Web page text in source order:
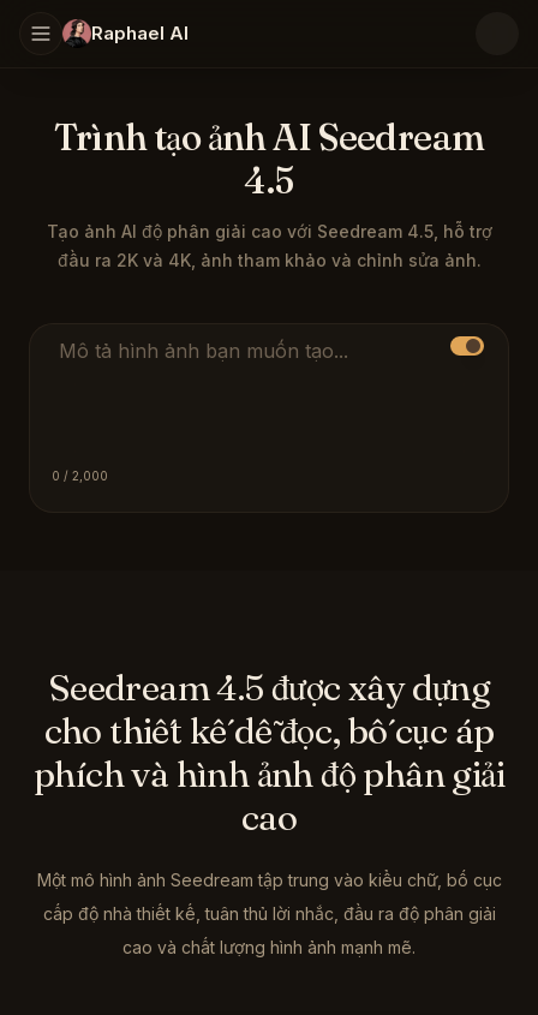
Raphael AI
Trình tạo ảnh AI Seedream
4.5
Tạo ảnh AI độ phân giải cao với Seedream 4.5, hỗ trợ
đầu ra 2K và 4K, ảnh tham khảo và chỉnh sửa ảnh.
Lời nhắc mô tả
0 / 2,000
Seedream 4.5 được xây dựng
cho thiết kế dễ đọc, bố cục áp
phích và hình ảnh độ phân giải
cao
Một mô hình ảnh Seedream tập trung vào kiểu chữ, bố cục
cấp độ nhà thiết kế, tuân thủ lời nhắc, đầu ra độ phân giải
cao và chất lượng hình ảnh mạnh mẽ.